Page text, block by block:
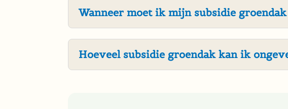
Wanneer moet ik mijn subsidie
Hoeveel subsidie groendak kan ik